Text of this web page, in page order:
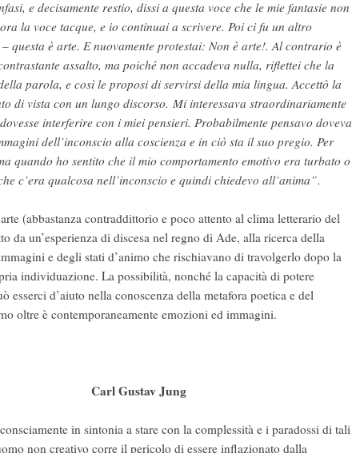
e decisamente restio, dissi a questa voce che le mie fantasie non
la voce tacque, e io continuai a scrivere. Poi ci fu un altro
questa è arte. E nuovamente protestai: Non è arte!. Al contrario è
assalto, ma poiché non accadeva nulla, riflettei che la
parola, e così le proposi di servirsi della mia lingua. Accettò la
di vista con un lungo discorso. Mi interessava straordinariamente
interferire con i miei pensieri. Probabilmente pensavo doveva
dell’inconscio alla coscienza e in ciò sta il suo pregio. Per
quando ho sentito che il mio comportamento emotivo era turbato o
c’era qualcosa nell’inconscio e quindi chiedevo all’anima”.
(abbastanza contraddittorio e poco attento al clima letterario del
da un’esperienza di discesa nel regno di Ade, alla ricerca della
e degli stati d’animo che rischiavano di travolgerlo dopo la
individuazione. La possibilità, nonché la capacità di potere
esserci d’aiuto nella conoscenza della metafora poetica e del
oltre è contemporaneamente emozioni ed immagini.
Carl Gustav Jung
in sintonia a stare con la complessità e i paradossi di tali
non creativo corre il pericolo di essere inflazionato dalla